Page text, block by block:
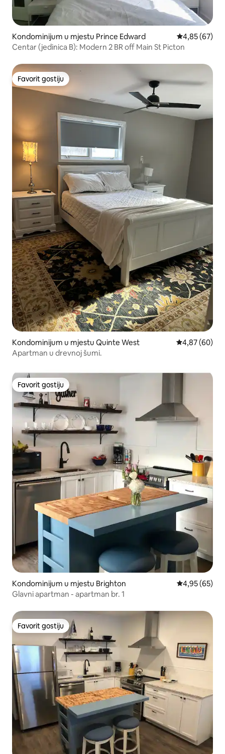
Kondominijum u mjestu Prince Edward prosječna
4,85 (67)
Centar (jedinica B): Modern 2 BR off Main St Picton
Favorit gostiju
Favorit gostiju
Kondominijum u mjestu Quinte West prosječna
4,87 (60)
Apartman u drevnoj šumi.
Favorit gostiju
Favorit gostiju
Kondominijum u mjestu Brighton prosječna
4,95 (65)
Glavni apartman - apartman br. 1
Favorit gostiju
Favorit gostiju